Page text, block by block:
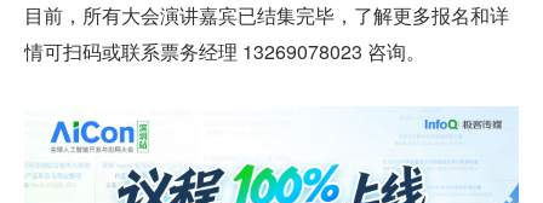
目前，所有大会演讲嘉宾已结集完毕，了解更多报名和详
情可扫码或联系票务经理 13269078023 咨询。